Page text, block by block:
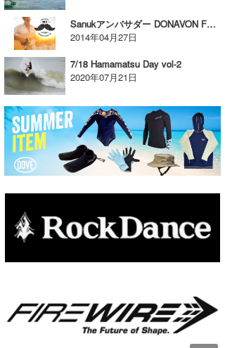
Sanukアンバサダー DONAVON FRANKENREITER 来日決定!!
2014年04月27日
7/18 Hamamatsu Day vol-2
2020年07月21日